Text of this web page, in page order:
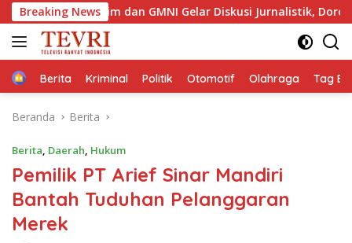
Langsung
ke
konten
Breaking News
dan GMNI Gelar Diskusi Jurnalistik, Dorong Gen Z Kritis
HomeBerita Kriminal Politik Otomotif Olahraga Tag
Beranda Berita
Berita, Daerah, Hukum
Pemilik PT Arief Sinar Mandiri
Bantah Tuduhan Pelanggaran
Merek